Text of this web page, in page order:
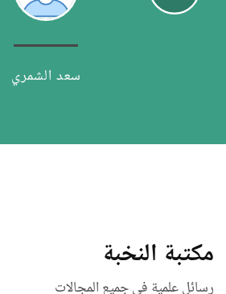
سعد الشمري
مكتبة النخبة
رسائل علمية في جميع المجالات